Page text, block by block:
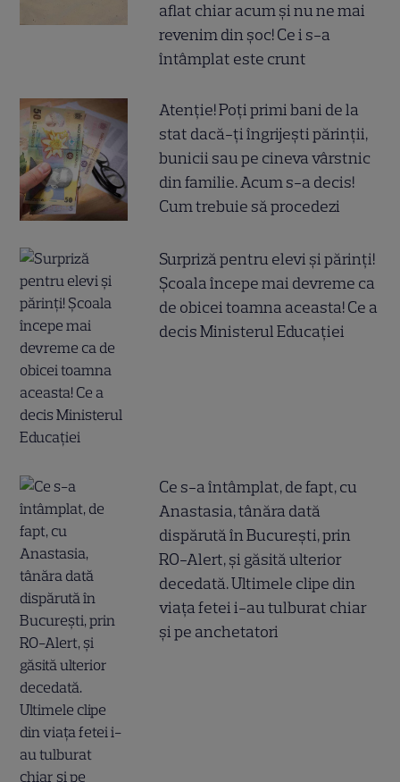
aflat chiar acum și nu ne mai
revenim din șoc! Ce i s-a
întâmplat este crunt
Atenție! Poți primi bani de la
stat dacă-ți îngrijești părinții,
bunicii sau pe cineva vârstnic
din familie. Acum s-a decis!
Cum trebuie să procedezi
Surpriză pentru elevi și părinți!
Școala începe mai devreme ca
de obicei toamna aceasta! Ce a
decis Ministerul Educației
Ce s-a întâmplat, de fapt, cu
Anastasia, tânăra dată
dispărută în București, prin
RO-Alert, și găsită ulterior
decedată. Ultimele clipe din
viața fetei i-au tulburat chiar
și pe anchetatori